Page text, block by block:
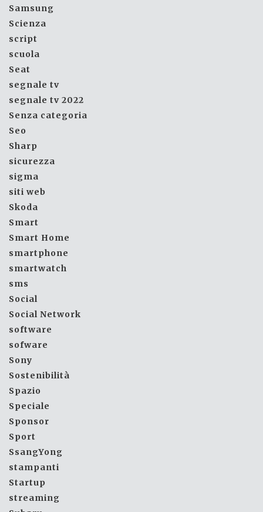
Samsung
Scienza
script
scuola
Seat
segnale tv
segnale tv 2022
Senza categoria
Seo
Sharp
sicurezza
sigma
siti web
Skoda
Smart
Smart Home
smartphone
smartwatch
sms
Social
Social Network
software
sofware
Sony
Sostenibilità
Spazio
Speciale
Sponsor
Sport
SsangYong
stampanti
Startup
streaming